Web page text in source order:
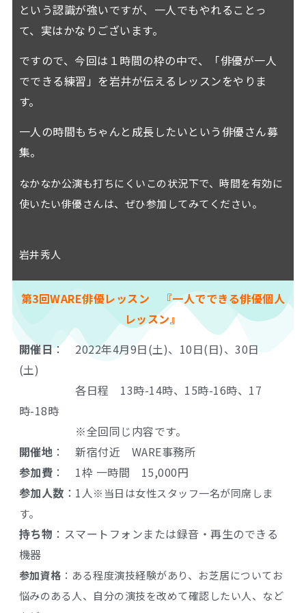
という認識が強いですが、一人でもやれることっ
て、実はかなりございます。
ですので、今回は１時間の枠の中で、「俳優が一人
でできる練習」を岩井が伝えるレッスンをやりま
す。
一人の時間もちゃんと成長したいという俳優さん募
集。
なかなか公演も打ちにくいこの状況下で、時間を有効に
使いたい俳優さんは、ぜひ参加してみてください。
岩井秀人
第3回WARE俳優レッスン 『一人でできる俳優個人
レッスン』
開催日： 2022年4月9日(土)、10日(日)、30日
(土)
各日程 13時-14時、15時-16時、17
時-18時
※全回同じ内容です。
開催地 ： 新宿付近 WARE事務所
参加費 ： 1枠 一時間 15,000円
参加人数 ：1人※当日は女性スタッフ一名が同席しま
す。
持ち物 ：スマートフォンまたは録音・再生のできる
機器
参加資格 ：ある程度演技経験があり、お芝居についてお
悩みのある人、 自分の演技を改めて確認したい人、など